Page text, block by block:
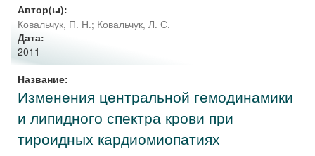
Автор(ы):
Ковальчук, П. Н.; Ковальчук, Л. С.
Дата:
2011
Название:
Изменения центральной гемодинамики
и липидного спектра крови при
тироидных кардиомиопатиях